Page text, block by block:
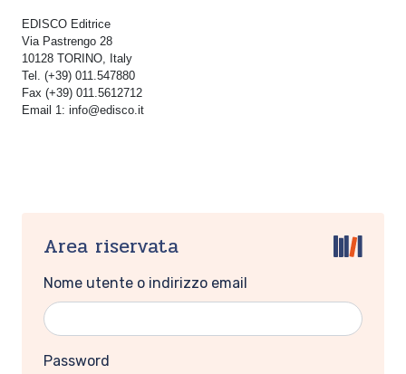
EDISCO Editrice
Via Pastrengo 28
10128 TORINO, Italy
Tel. (+39) 011.547880
Fax (+39) 011.5612712
Email 1: info@edisco.it
Area riservata
Nome utente o indirizzo email
Password